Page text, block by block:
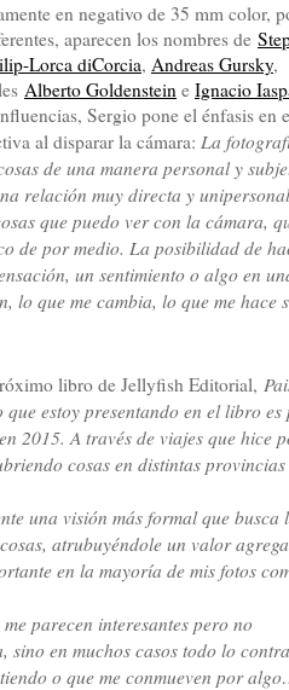
en negativo de 35 mm color,
aparecen los nombres de
Lorca diCorcia, Andreas Gursky,
Alberto Goldenstein e Ignacio
Sergio pone el énfasis en
al disparar la cámara: La
de una manera personal y
relación muy directa y
que puedo ver con la cámara,
de por medio. La posibilidad de
un sentimiento o algo en
lo que me cambia, lo que me hace
libro de Jellyfish Editorial,
que estoy presentando en el libro es
2015. A través de viajes que hice
cosas en distintas
una visión más formal que
atrubuyéndole un valor
en la mayoría de mis fotos
parecen interesantes pero no
sino en muchos casos todo lo
o que me conmueven por